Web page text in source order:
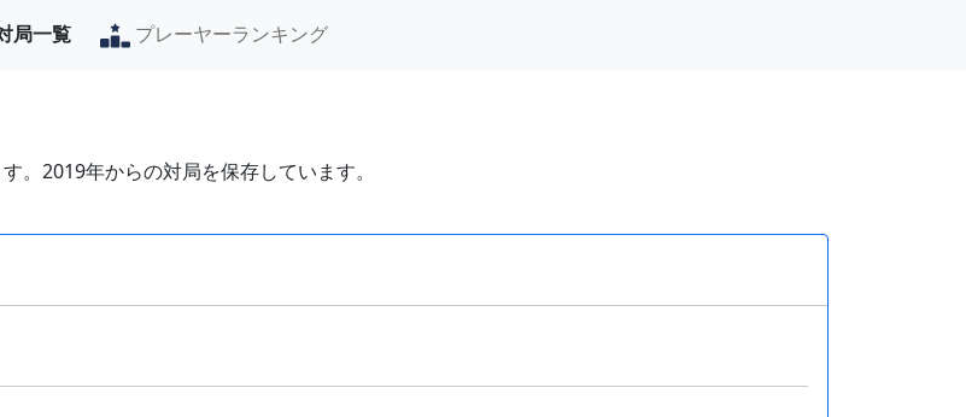
局一覧 プレーヤーランキング
。2019年からの対局を保存しています。